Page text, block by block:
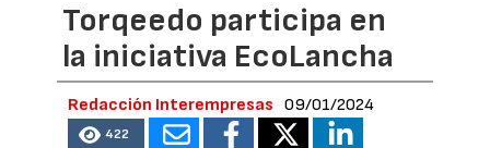
Torqeedo participa en
la iniciativa EcoLancha
Redacción Interempresas 09/01/2024
422